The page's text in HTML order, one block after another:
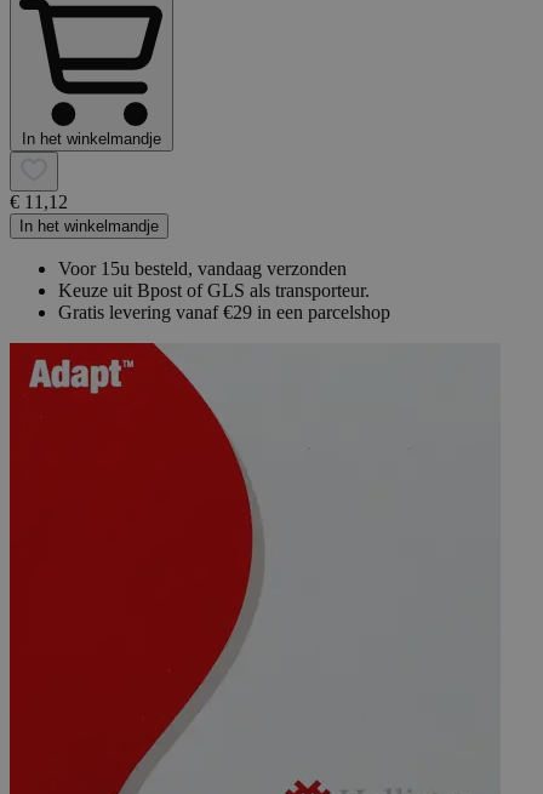
In het winkelmandje
€ 11,12
In het winkelmandje
Voor 15u besteld, vandaag verzonden
Keuze uit Bpost of GLS als transporteur.
Gratis levering vanaf €29 in een parcelshop